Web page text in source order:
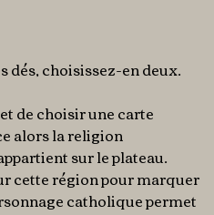
dés, choisissez-en deux.
dechoisir une carte
alors la religion
sur le plateau.
cette région pour marquer
catholique permet